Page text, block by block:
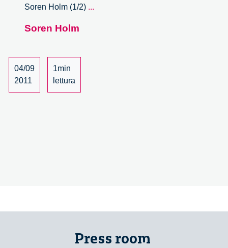
Soren Holm (1/2) ...
Soren Holm
04/09
2011
1min
lettura
Press room